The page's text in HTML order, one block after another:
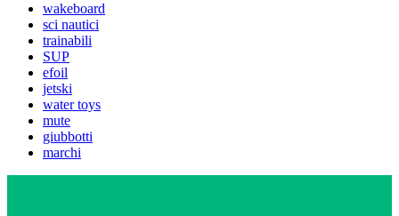
wakeboard
sci nautici
trainabili
SUP
efoil
jetski
water toys
mute
giubbotti
marchi